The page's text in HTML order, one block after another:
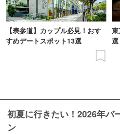
【表参道】カップル必見！おす
すめデートスポット13選
選
初夏に行きたい！2026年バ
ン